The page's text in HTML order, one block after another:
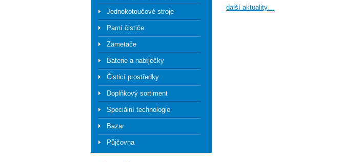
Jednokotoučové stroje
Parní čističe
Zametače
Baterie a nabíječky
Čisticí prostředky
Doplňkový sortiment
Speciální technologie
Bazar
Půjčovna
další aktuality…